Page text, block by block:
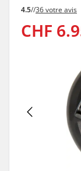
4.5//36 votre avis
CHF